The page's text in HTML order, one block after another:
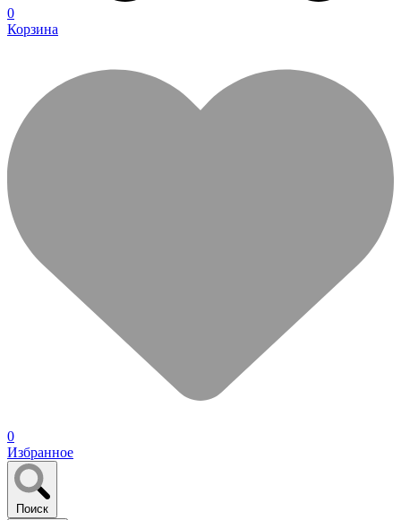
0
Корзина
0
Избранное
Поиск